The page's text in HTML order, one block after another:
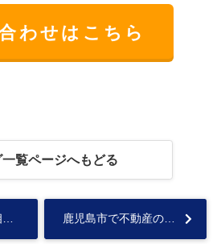
わせはこちら
覧ページへもどる
鹿児島市の不動産相続トラブル事例は要注意！回避策や手続きの流れを紹介... 鹿児島市で不動産の相続手続き方法は？流れや必要書類も紹介...